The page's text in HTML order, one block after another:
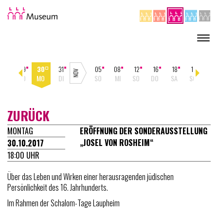
29
SO
30
MO
31
DI
05
SO
08
MI
12
SO
16
DO
18
SA
19
SO
ZURÜCK
MONTAG
30.10.2017
18:00 UHR
ERÖFFNUNG DER SONDERAUSSTELLUNG
„JOSEL VON ROSHEIM“
Über das Leben und Wirken einer herausragenden jüdischen
Persönlichkeit des 16. Jahrhunderts.
Im Rahmen der Schalom-Tage Laupheim